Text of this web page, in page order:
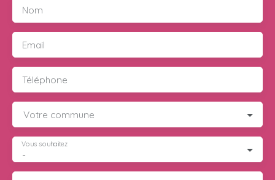
Nom
Email
Téléphone
Votre commune
-
Vous souhaitez